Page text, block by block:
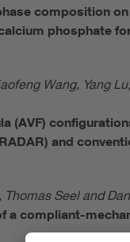
composition
phosphate
Wang, Yang
(AVF)
and
Seel and
a compliant-